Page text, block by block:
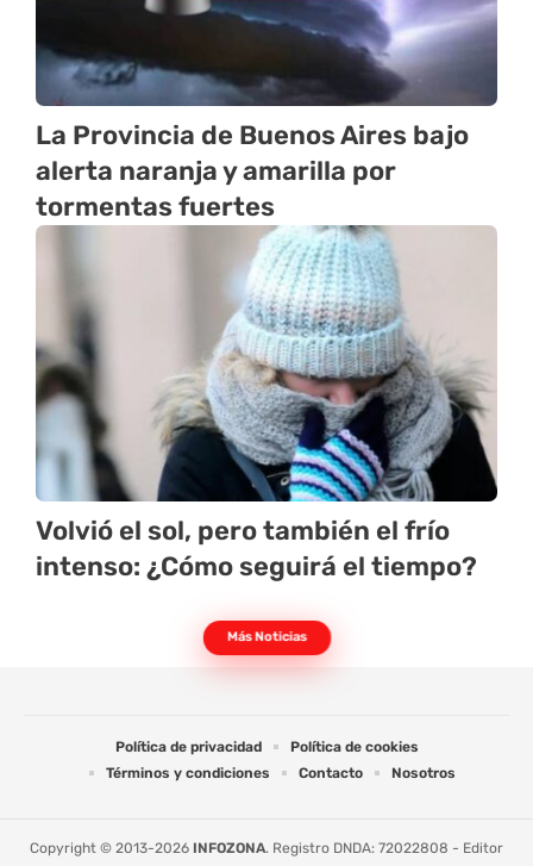
La Provincia de Buenos Aires bajo
alerta naranja y amarilla por
tormentas fuertes
Volvió el sol, pero también el frío
intenso: ¿Cómo seguirá el tiempo?
Más Noticias
Política de privacidad
Política de cookies
Términos y condiciones
Contacto Nosotros
Copyright © 2013-2026 INFOZONA. Registro DNDA: 72022808 - Editor